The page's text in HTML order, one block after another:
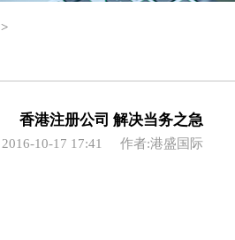
>
香港注册公司 解决当务之急
2016-10-17 17:41 作者:港盛国际